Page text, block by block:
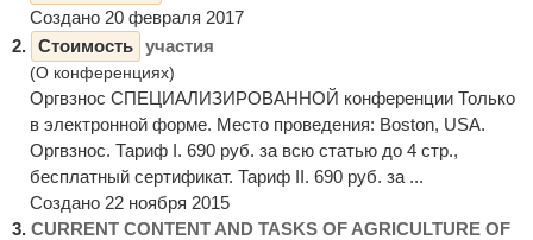
Создано 20 февраля 2017
2. Стоимость участия
(О конференциях)
Оргвзнос СПЕЦИАЛИЗИРОВАННОЙ конференции Только
в электронной форме. Место проведения: Boston, USA.
Оргвзнос. Тариф I. 690 руб. за всю статью до 4 стр.,
бесплатный сертификат. Тариф II. 690 руб. за ...
Создано 22 ноября 2015
3. CURRENT CONTENT AND TASKS OF AGRICULTURE OF